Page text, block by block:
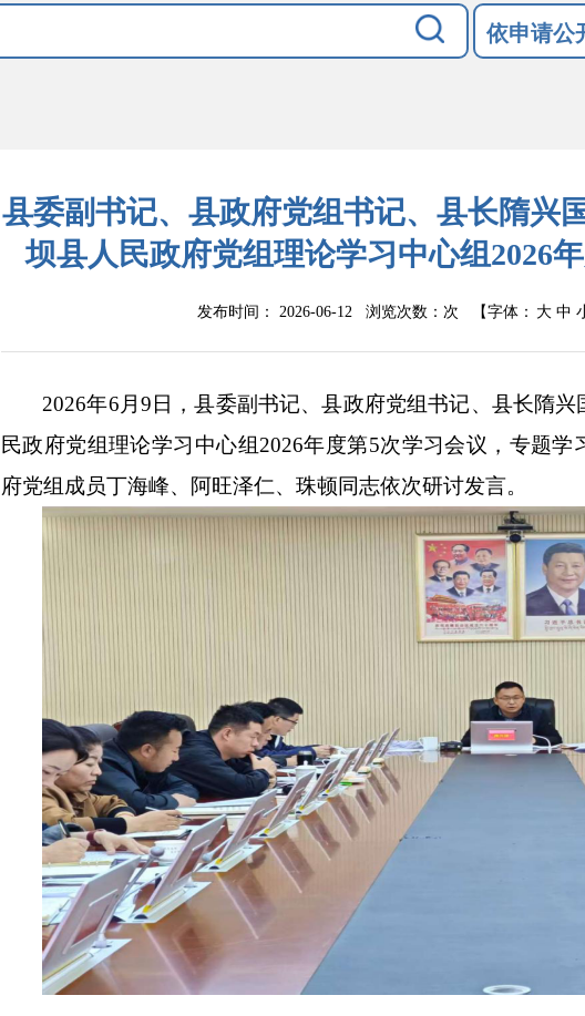
依申请公
县委副书记、县政府党组书记、县长隋兴
坝县人民政府党组理论学习中心组2026
发布时间： 2026-06-12 浏览次数： 次 【字体： 大 中
2026年6 月 9 日，县委副书记、县政府党组书记、县长隋兴
民政府党组理论学习中心组 2026年度第5次学习会议，专题学
府党组成员丁海峰、阿旺泽仁、珠顿同志依次研讨发言。